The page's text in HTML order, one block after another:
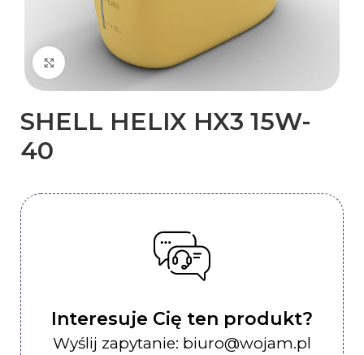
Kliknij, aby powiększyć
SHELL HELIX HX3 15W-
40
Interesuje Cię ten produkt?
Wyślij zapytanie: biuro@wojam.pl